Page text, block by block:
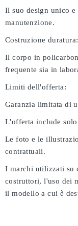
Il suo design unico e
manutenzione.
Costruzione duratura:
Il corpo in
frequente sia in
Limiti dell'offerta:
Garanzia limitata di
L'offerta include solo
Le foto e le
contrattuali.
I marchi utilizzati su
costruttori, l'uso dei
il modello a cui è